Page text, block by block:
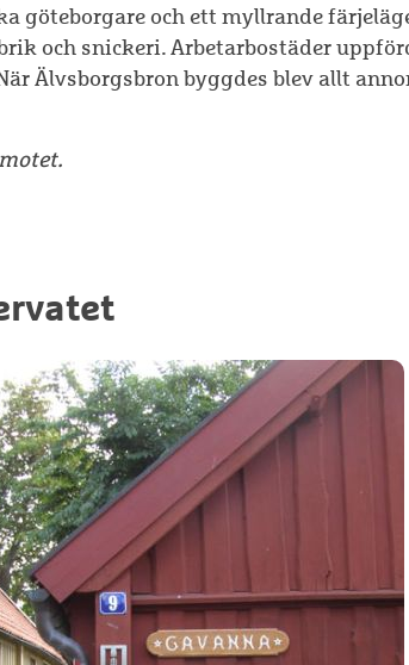
göteborgare och ett myllrande
och snickeri. Arbetarbostäder
Älvsborgsbron byggdes blev allt